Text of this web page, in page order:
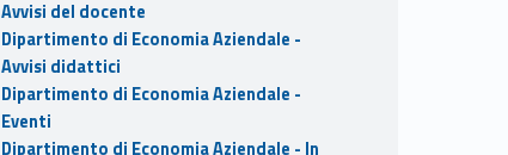
Avvisi del docente
Dipartimento di Economia Aziendale -
Avvisi didattici
Dipartimento di Economia Aziendale -
Eventi
Dipartimento di Economia Aziendale - In